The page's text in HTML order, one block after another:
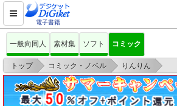
電子書籍
一般向同人 素材集 ソフト コミック
トップ > コミック・ノベル > りんりん
>
アオハルハラスメント（分冊版） 【第3話】